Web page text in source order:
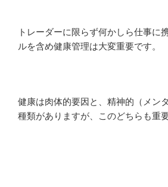
トレーダーに限らず何かしら仕事に
ルを含め健康管理は大変重要です。
健康は肉体的要因と、精神的（メン
種類がありますが、このどちらも重